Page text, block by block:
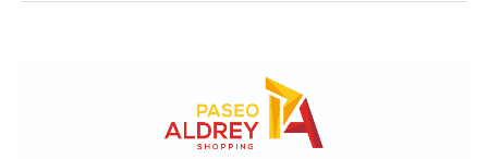
el espectáculo transita distintas emociones: el amor, la
pasión, los encuentros, las despedidas y toda la
intensidad que caracteriza al 2x4.